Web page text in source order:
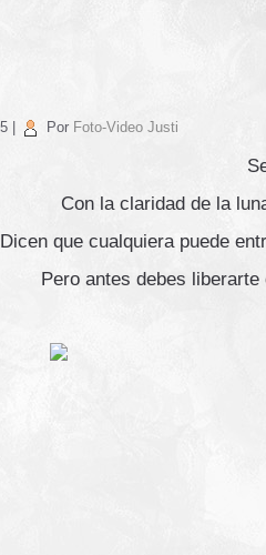
Por Foto-Video Justi
Con la claridad de la
Dicen que cualquiera puede
Pero antes debes